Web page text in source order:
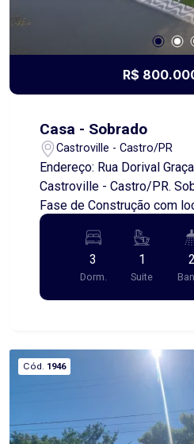
maior, neste imóvel
inserir mais 297,00 metros
os fundos dele, com
R$
Casa - Sobrado
Castroville - Castro/PR
Endereço: Rua Dorival
Castroville - Castro/PR. Sobrado Moderno em
Fase de Construção com
Privilegiada! Se você busca
sofisticação e um projeto
contemporâneo, este
perfeita! Em fase de construção, está sendo
edificado com materiais de
integrados - Ambientes amplos e bem
iluminados - Suíte master com sacada - Garagem
valorizada, próxima a
de fácil acesso. Ideal para quem valoriza
3
Dorm.
1
Suite
2
Cód. 1946